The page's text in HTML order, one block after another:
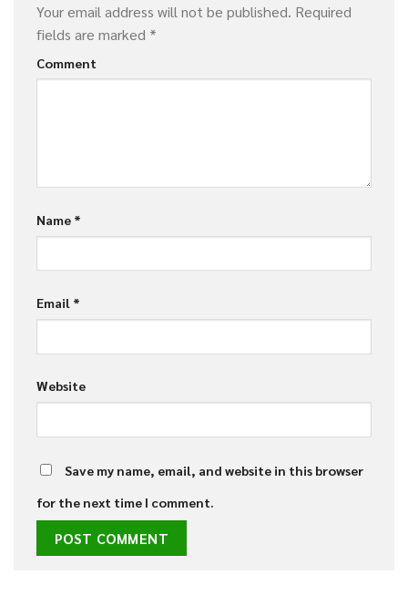
Your email address will not be published. Required
fields are marked *
Comment
Name *
Email *
Website
Save my name, email, and website in this browser
for the next time I comment.